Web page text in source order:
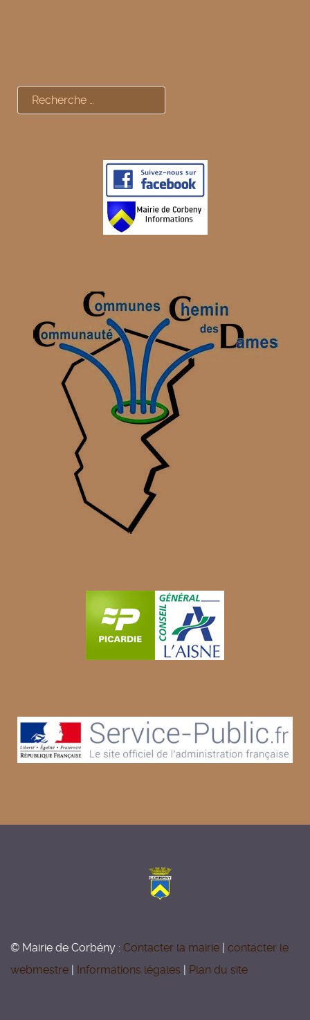
Rechercher
© Mairie de Corbény : Contacter la mairie
contacter le
webmestre
Informations légales Plan du site